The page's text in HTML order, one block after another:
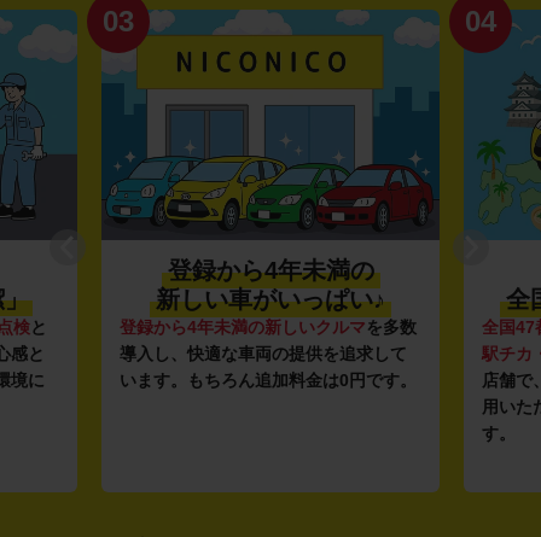
」
検と
感と
境に
03
登録から4年未満の
新しい車がいっぱい♪
登録から4年未満の新しいクルマを多数
導入し、快適な車両の提供を追求して
います。もちろん追加料金は0円です。
04
全
全国47
駅チカ
店舗で
用いた
す。